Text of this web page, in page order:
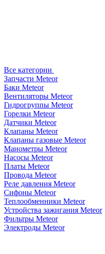
Все категории
Запчасти Meteor
Баки Meteor
Вентиляторы Meteor
Гидрогруппы Meteor
Горелки Meteor
Датчики Meteor
Клапаны Meteor
Клапаны газовые Meteor
Манометры Meteor
Насосы Meteor
Платы Meteor
Провода Meteor
Реле давления Meteor
Сифоны Meteor
Теплообменники Meteor
Устройства зажигания Meteor
Фильтры Meteor
Электроды Meteor